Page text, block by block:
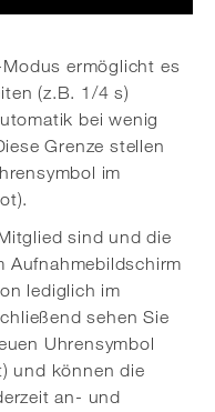
ermöglicht es
(z.B. 1/4 s)
bei wenig
Grenze stellen
im
sind und die
Aufnahmebildschirm
lediglich im
sehen Sie
Uhrensymbol
und können die
an- und